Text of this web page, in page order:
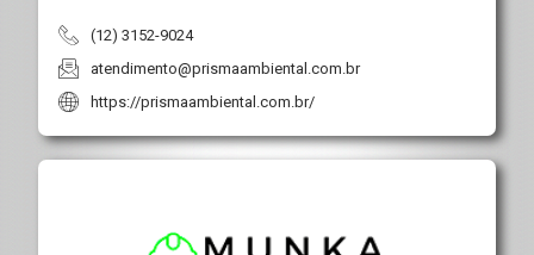
(12) 3152-9024
atendimento@prismaambiental.com.br
https://prismaambiental.com.br/